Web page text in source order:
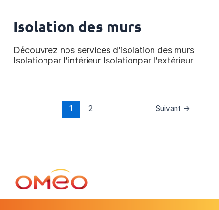
Isolation des murs
Découvrez nos services d’isolation des murs
Isolationpar l’intérieur Isolationpar l’extérieur
1 2 Suivant →